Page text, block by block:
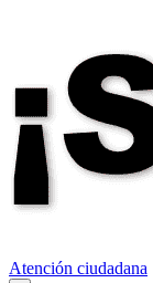
Atención ciudadana